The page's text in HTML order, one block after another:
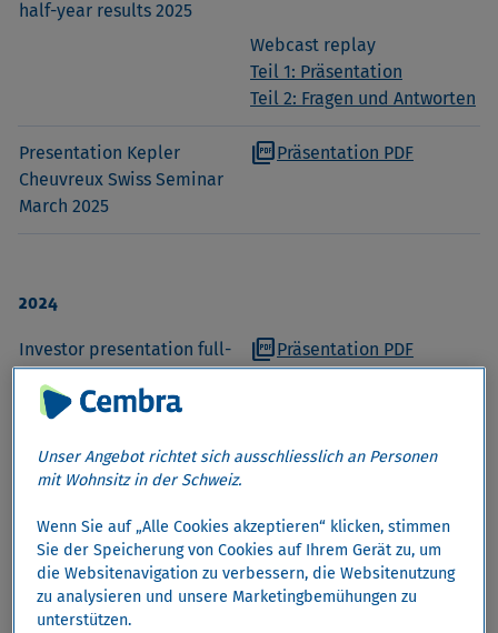
half-year results 2025
Webcast replay
Teil 1: Präsentation
Teil 2: Fragen und Antworten
Presentation Kepler
Cheuvreux Swiss Seminar
March 2025
picture_as_pdfPräsentation PDF
2024
Investor presentation full-
year results 2024
picture_as_pdfPräsentation PDF
Teil 2: Fragen und Antworten
Investor presentation
half-year results 2024
picture_as_pdfPräsentation PDF
Webcast replay
Teil 1: Präsentation
Unser Angebot richtet sich ausschliesslich an Personen
mit Wohnsitz in der Schweiz.
Wenn Sie auf „Alle Cookies akzeptieren“ klicken, stimmen
Sie der Speicherung von Cookies auf Ihrem Gerät zu, um
die Websitenavigation zu verbessern, die Websitenutzung
zu analysieren und unsere Marketingbemühungen zu
unterstützen.